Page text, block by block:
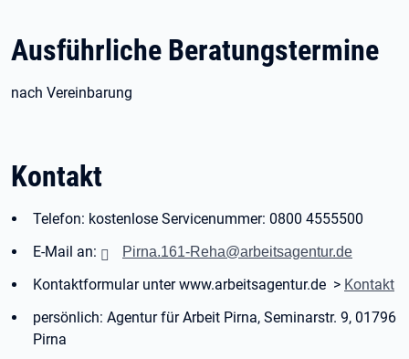
Ausführliche Beratungstermine
nach Vereinbarung
Kontakt
Telefon: kostenlose Servicenummer: 0800 4555500
E-Mail an:
Pirna.161-Reha@arbeitsagentur.de
Kontaktformular unter www.arbeitsagentur.de > Kontakt
persönlich: Agentur für Arbeit Pirna, Seminarstr. 9, 01796
Pirna